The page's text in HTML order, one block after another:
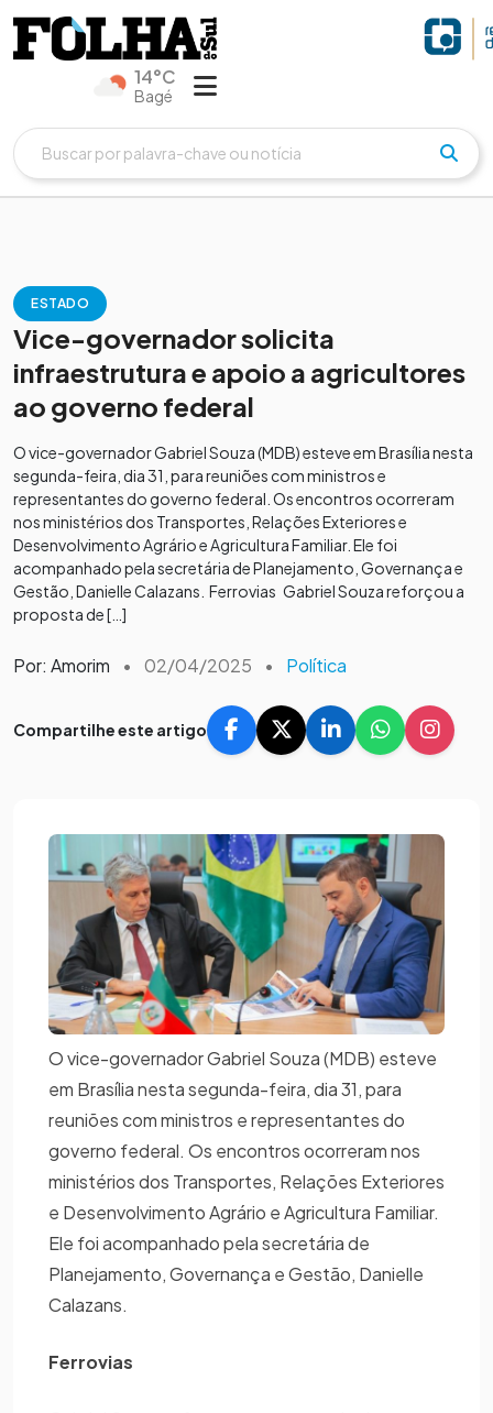
14°C
Bagé
ESTADO
Vice-governador solicita
infraestrutura e apoio a agricultores
ao governo federal
O vice-governador Gabriel Souza (MDB) esteve em Brasília nesta
segunda-feira, dia 31, para reuniões com ministros e
representantes do governo federal. Os encontros ocorreram
nos ministérios dos Transportes, Relações Exteriores e
Desenvolvimento Agrário e Agricultura Familiar. Ele foi
acompanhado pela secretária de Planejamento, Governança e
Gestão, Danielle Calazans. Ferrovias Gabriel Souza reforçou a
proposta de […]
Por: Amorim • 02/04/2025 • Política
Compartilhe este artigo
O vice-governador Gabriel Souza (MDB) esteve
em Brasília nesta segunda-feira, dia 31, para
reuniões com ministros e representantes do
governo federal. Os encontros ocorreram nos
ministérios dos Transportes, Relações Exteriores
e Desenvolvimento Agrário e Agricultura Familiar.
Ele foi acompanhado pela secretária de
Planejamento, Governança e Gestão, Danielle
Calazans.
Ferrovias